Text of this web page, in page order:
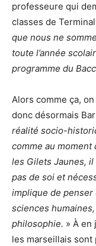
professeure qui
classes de
que nous ne
toute l’année
programme du
Alors comme ça,
donc désormais
réalité socio-
comme au moment
les Gilets Jaunes,
pas de soi et
implique de
sciences
philosophie. » À en
les marseillais